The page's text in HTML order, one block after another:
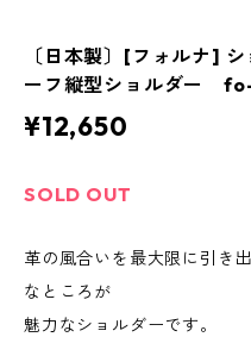
〔日本製〕[フォルナ]
ーフ縦型ショルダー
¥12,650
SOLD OUT
革の風合いを最大限に引き
なところが
魅力なショルダーです。